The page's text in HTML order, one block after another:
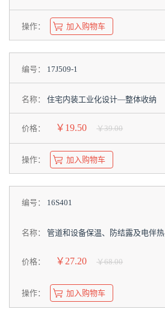
操作： 加入购物车
编号： 17J509-1
名称： 住宅内装工业化设计—整体收纳
价格： ￥19.50 ￥39.00
操作： 加入购物车
编号： 16S401
名称： 管道和设备保温、防结露及电伴热
价格： ￥27.20 ￥68.00
操作： 加入购物车